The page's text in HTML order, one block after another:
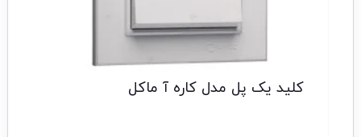
کلید یک پل مدل کاره آ ماکل